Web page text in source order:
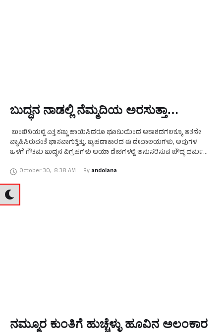
ಬುದ್ಧನ ನಾಡಲ್ಲಿ ನೆಮ್ಮದಿಯ ಅರಸುತ್ತಾ…
ಲುಂಬಿನಿಯಲ್ಲಿ ಎತ್ತ ಕಣ್ಣು ಹಾಯಿಸಿದರೂ ಭೂಮಿಯಿಂದ ಆಕಾಶದಗಲಕ್ಕೂ ಆತನೇ
ವ್ಯಾಪಿಸಿರುವಂತೆ ಭಾಸವಾಗುತ್ತಿತ್ತು. ಬೃಹದಾಕಾರದ ಈ ದೇವಾಲಯಗಳು, ಅವುಗಳ
ಒಳಗೆ ಗೌತಮ ಬುದ್ಧನ ವಿಗ್ರಹಗಳು ಆಯಾ ದೇಶಗಳಲ್ಲಿ ಅನುಸರಿಸುವ ಬೌದ್ಧ ಧರ್ಮದ
ಮೂರ್ತಿ, …
October 30, 8:38 AM By andolana
ನಮ್ಮೂರ ಕುಂತಿಗೆ ಹುಚ್ಚೆಳ್ಳು ಹೂವಿನ ಅಲಂಕಾರ